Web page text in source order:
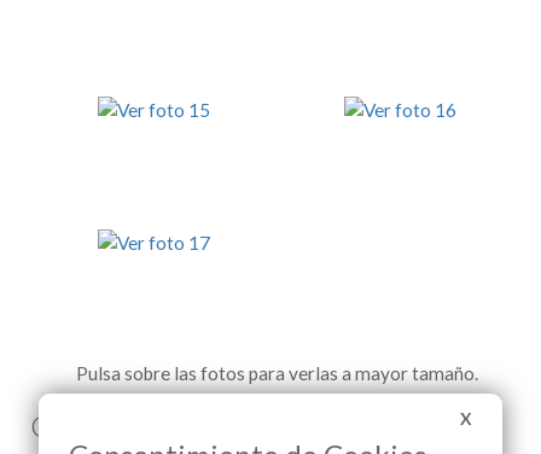
Pulsa sobre las fotos para verlas a mayor tamaño.
Comenta esta noticia en Facebook X